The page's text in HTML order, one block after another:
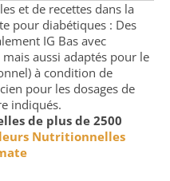
et de recettes dans la
pour diabétiques : Des
IG Bas avec
aussi adaptés pour le
à condition de
pour les dosages de
indiqués.
de plus de 2500
Nutritionnelles